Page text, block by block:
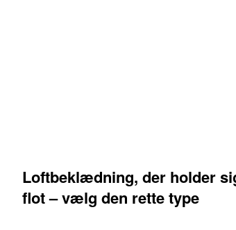
Loftbeklædning, der holder
flot – vælg den rette type